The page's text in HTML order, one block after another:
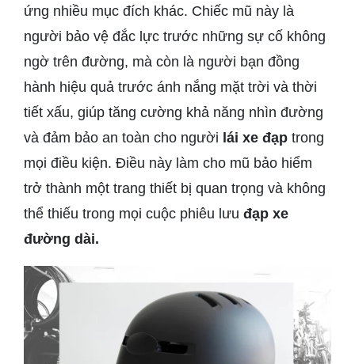
ứng nhiều mục đích khác. Chiếc mũ này là
người bảo vệ đắc lực trước những sự cố không
ngờ trên đường, mà còn là người bạn đồng
hành hiệu quả trước ánh nắng mặt trời và thời
tiết xấu, giúp tăng cường khả năng nhìn đường
và đảm bảo an toàn cho người lái xe đạp trong
mọi điều kiện. Điều này làm cho mũ bảo hiểm
trở thành một trang thiết bị quan trọng và không
thể thiếu trong mọi cuộc phiêu lưu đạp xe
đường dài.